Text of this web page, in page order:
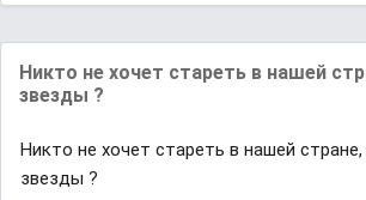
Никто не хочет стареть в нашей
звезды ?
Никто не хочет стареть в нашей
звезды ?